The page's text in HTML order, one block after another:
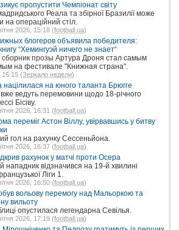
пропустити Чемпіонат світу
Реала та збірної Бразилії може
на операційний стіл.
2026, 15:18 (football.ua)
блогеров объявила победителя:
“Хемингуэй ничего не знает“
прозы Артура Дроня стал самым
на фестивале "Книжная страна".
16:15 (Зеркало недели)
націлилася на юного таланта Брюгге
вже ведуть перемовини щодо 18-річного
Бісіву.
2026, 16:31 (football.ua)
переміг Астон Віллу, увірвавшись у битву
гол на рахунку Сессеньйона.
2026, 16:37 (football.ua)
рахунок у матчі проти Осера
нападник відзначився на 19-й хвилині
Ліги 1.
2026, 16:50 (football.ua)
вольову перемогу над Мальоркою та
вильоту
опустилася легендарна Севілья.
2026, 17:19 (football.ua)